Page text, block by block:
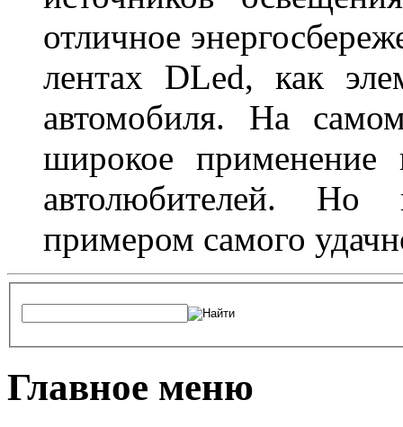
отличное
лентах DLed, как
автомобиля. На
широкое
автолюбителей. Но
примером самого
Главное меню